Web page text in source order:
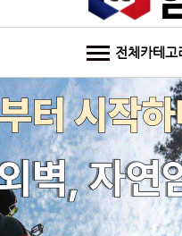
전체카테고